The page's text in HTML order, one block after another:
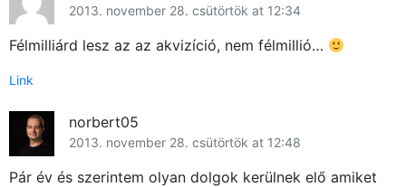
2013. november 28. csütörtök at 12:34
Félmilliárd lesz az az akvizíció, nem félmillió…
Link
norbert05
2013. november 28. csütörtök at 12:48
Pár év és szerintem olyan dolgok kerülnek elő amiket